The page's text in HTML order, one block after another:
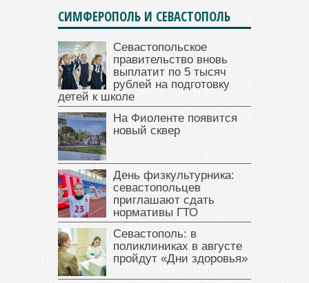
СИМФЕРОПОЛЬ И СЕВАСТОПОЛЬ
Севастопольское
правительство вновь
выплатит по 5 тысяч
рублей на подготовку
детей к школе
На Фиоленте появится
новый сквер
День физкультурника:
севастопольцев
приглашают сдать
нормативы ГТО
Севастополь: в
поликлиниках в августе
пройдут «Дни здоровья»